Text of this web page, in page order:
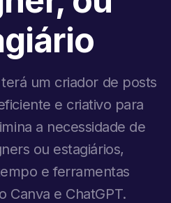
um criador de posts
e criativo para
a necessidade de
ou estagiários,
e ferramentas
Canva e ChatGPT.